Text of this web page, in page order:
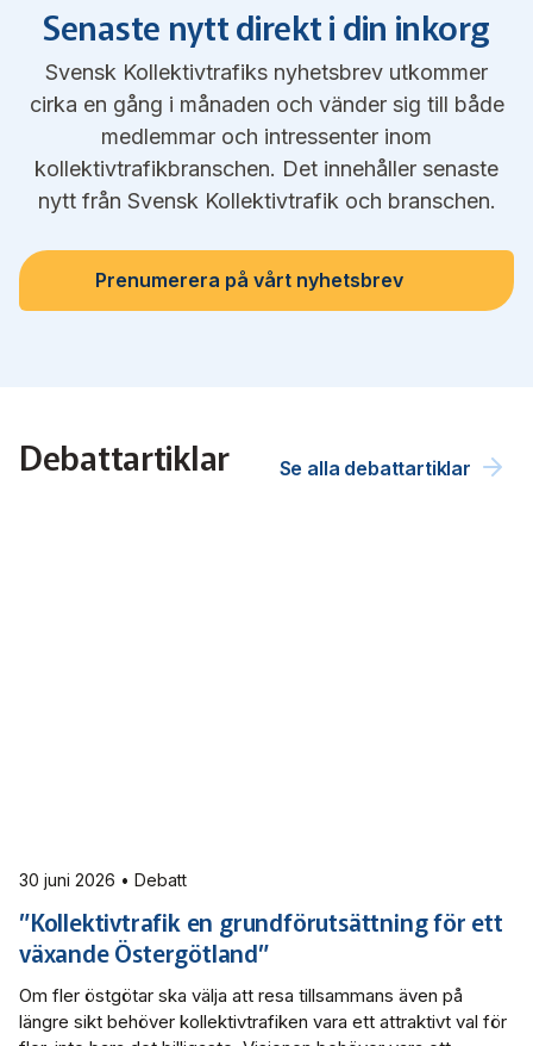
Senaste nytt direkt i din inkorg
Svensk Kollektivtrafiks nyhetsbrev utkommer
cirka en gång i månaden och vänder sig till både
medlemmar och intressenter inom
kollektivtrafikbranschen. Det innehåller senaste
nytt från Svensk Kollektivtrafik och branschen.
Prenumerera på vårt nyhetsbrev
Se alla debattartiklar
Debattartiklar
30 juni 2026 • Debatt
”Kollektivtrafik en grundförutsättning för ett
växande Östergötland”
Om fler östgötar ska välja att resa tillsammans även på
längre sikt behöver kollektivtrafiken vara ett attraktivt val för